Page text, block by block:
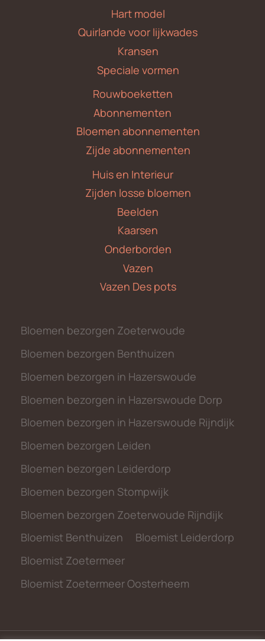
Hart model
Quirlande voor lijkwades
Kransen
Speciale vormen
Rouwboeketten
Abonnementen
Bloemen abonnementen
Zijde abonnementen
Huis en Interieur
Zijden losse bloemen
Beelden
Kaarsen
Onderborden
Vazen
Vazen Des pots
Bloemen bezorgen Zoeterwoude
Bloemen bezorgen Benthuizen
Bloemen bezorgen in Hazerswoude
Bloemen bezorgen in Hazerswoude Dorp
Bloemen bezorgen in Hazerswoude Rijndijk
Bloemen bezorgen Leiden
Bloemen bezorgen Leiderdorp
Bloemen bezorgen Stompwijk
Bloemen bezorgen Zoeterwoude Rijndijk
Bloemist Benthuizen
Bloemist Leiderdorp
Bloemist Zoetermeer
Bloemist Zoetermeer Oosterheem